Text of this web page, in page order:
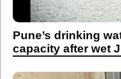
Pune’s drinking
capacity after wet